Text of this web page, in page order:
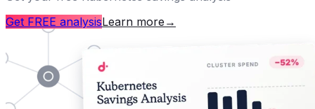
Get FREE analysisLearn more →